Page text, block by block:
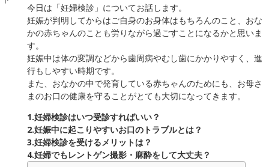
今日は「妊婦検診」についてお話します。
妊娠が判明してからはご自身のお身体はもちろんのこと、おな
かの赤ちゃんのことも労りながら過ごすことになるかと思いま
す。
妊娠中は体の変調などから歯周病やむし歯にかかりやすく、進
行もしやすい時期です。
また、おなかの中で発育している赤ちゃんのためにも、お母さ
まのお口の健康を守ることがとても大切になってきます。
1.妊婦検診はいつ受診すればいい？
2.妊娠中に起こりやすいお口のトラブルとは？
3.妊婦検診を受けるメリットは？
4.妊婦でもレントゲン撮影・麻酔をして大丈夫？